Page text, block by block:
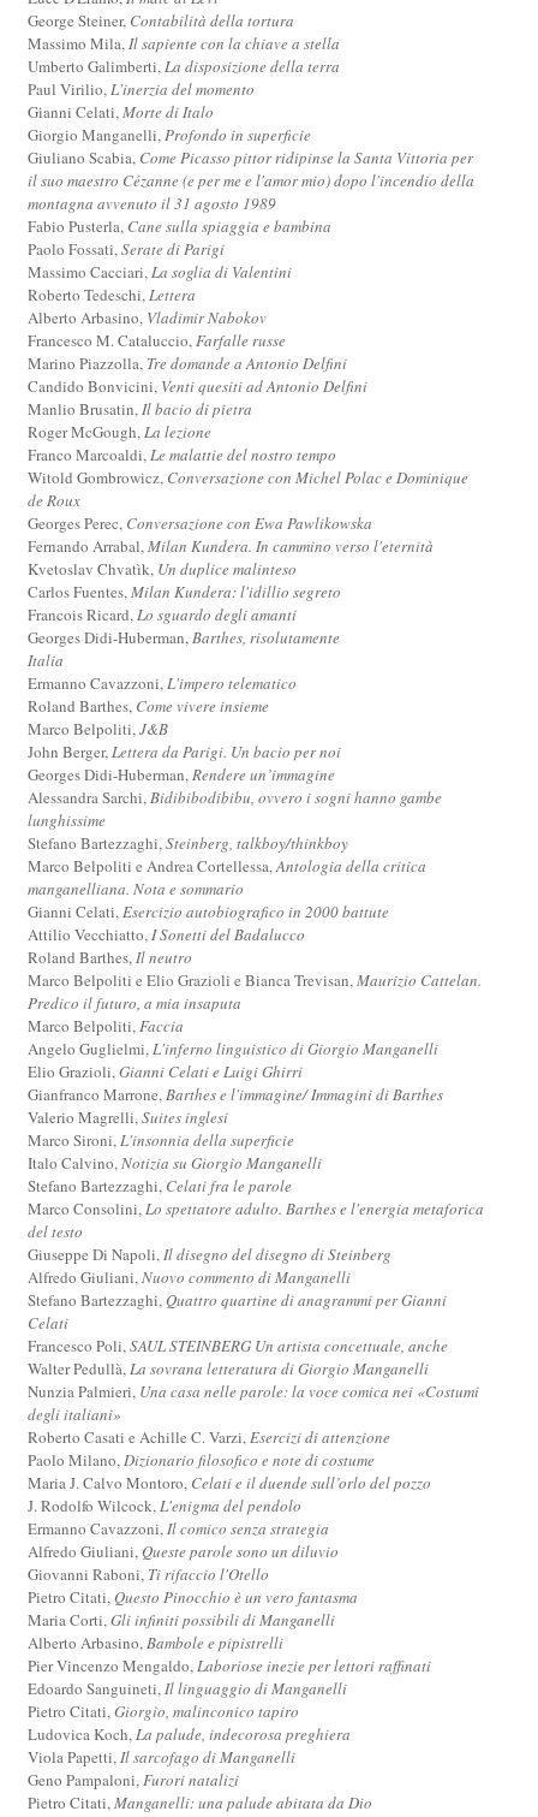
George Steiner, Contabilità della tortura
Massimo Mila,Il sapiente con la chiave a stella
Umberto Galimberti,La disposizione della terra
Paul Virilio,L'inerzia del momento
Gianni Celati,Morte di Italo
Giorgio Manganelli,Profondo in superficie
Giuliano Scabia, Come Picasso pittor ridipinse la Santa Vittoria per
il suo maestro Cézanne (e per me e l'amor mio) dopo l'incendio della
montagna avvenuto il 31 agosto 1989
Fabio Pusterla, Cane sulla spiaggia e bambina
Paolo Fossati,Serate di Parigi
Massimo Cacciari,La soglia di Valentini
Roberto Tedeschi,Lettera
Alberto Arbasino, Vladimir Nabokov
Francesco M. Cataluccio,Farfalle russe
Marino Piazzolla, Tre domande a Antonio Delfini
Candido Bonvicini, Venti quesiti ad Antonio Delfini
Manlio Brusatin,Il bacio di pietra
Roger McGough,La lezione
Franco Marcoaldi,Le malattie del nostro tempo
Witold Gombrowicz, Conversazione con Michel Polac e Dominique
de Roux
Georges Perec, Conversazione con Ewa Pawlikowska
Fernando Arrabal,Milan Kundera. In cammino verso l'eternità
Kvetoslav Chvatìk, Un duplice malinteso
Carlos Fuentes,Milan Kundera: l'idillio segreto
Francois Ricard,Lo sguardo degli amanti
Georges Didi-Huberman,Barthes, risolutamente
Italia
Ermanno Cavazzoni,L'impero telematico
Roland Barthes, Come vivere insieme
Marco Belpoliti,J&B
John Berger,Lettera da Parigi. Un bacio per noi
Georges Didi-Huberman,Rendere un’immagine
Alessandra Sarchi,Bidibibodibibu, ovvero i sogni hanno gambe
lunghissime
Stefano Bartezzaghi,Steinberg, talkboy/thinkboy
Marco Belpoliti e Andrea Cortellessa,Antologia della critica
manganelliana. Nota e sommario
Gianni Celati,Esercizio autobiografico in 2000 battute
Attilio Vecchiatto,I Sonetti del Badalucco
Roland Barthes,Il neutro
Marco Belpoliti e Elio Grazioli e Bianca Trevisan,Maurizio Cattelan.
Predico il futuro, a mia insaputa
Marco Belpoliti,Faccia
Angelo Guglielmi,L'inferno linguistico di Giorgio Manganelli
Elio Grazioli,Gianni Celati e Luigi Ghirri
Gianfranco Marrone,Barthes e l'immagine/ Immagini di Barthes
Valerio Magrelli,Suites inglesi
Marco Sironi,L'insonnia della superficie
Italo Calvino,Notizia su Giorgio Manganelli
Stefano Bartezzaghi, Celati fra le parole
Marco Consolini,Lo spettatore adulto. Barthes e l'energia metaforica
del testo
Giuseppe Di Napoli,Il disegno del disegno di Steinberg
Alfredo Giuliani,Nuovo commento di Manganelli
Stefano Bartezzaghi,Quattro quartine di anagrammi per Gianni
Celati
Francesco Poli,SAUL STEINBERG Un artista concettuale, anche
Walter Pedullà,La sovrana letteratura di Giorgio Manganelli
Nunzia Palmieri, Una casa nelle parole: la voce comica nei «Costumi
degli italiani»
Roberto Casati e Achille C. Varzi,Esercizi di attenzione
Paolo Milano,Dizionario filosofico e note di costume
Maria J. Calvo Montoro, Celati e il duende sull’orlo del pozzo
J. Rodolfo Wilcock,L'enigma del pendolo
Ermanno Cavazzoni,Il comico senza strategia
Alfredo Giuliani,Queste parole sono un diluvio
Giovanni Raboni, Ti rifaccio l'Otello
Pietro Citati,Questo Pinocchio è un vero fantasma
Maria Corti,Gli infiniti possibili di Manganelli
Alberto Arbasino,Bambole e pipistrelli
Pier Vincenzo Mengaldo,Laboriose inezie per lettori raffinati
Edoardo Sanguineti,Il linguaggio di Manganelli
Pietro Citati,Giorgio, malinconico tapiro
Ludovica Koch,La palude, indecorosa preghiera
Viola Papetti,Il sarcofago di Manganelli
Geno Pampaloni,Furori natalizi
Pietro Citati,Manganelli: una palude abitata da Dio